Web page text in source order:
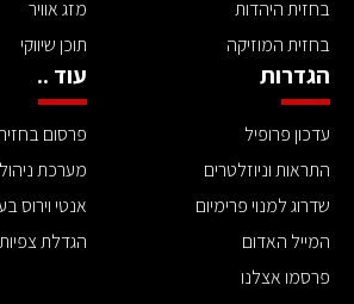
בחזית היהדות
בחזית המוזיקה
מזג אוויר
תוכן שיווקי
הגדרות
עדכון פרופיל
התראות וניוזלטרים
שדרוג למנוי פרימיום
המייל האדום
פרסמו אצלנו
עוד ..
פרסום
מערכת
אנטי וירוס
הגדלת